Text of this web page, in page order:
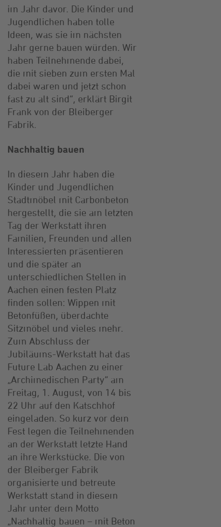
im Jahr davor. Die Kinder und
Jugendlichen haben tolle
Ideen, was sie im nächsten
Jahr gerne bauen würden. Wir
haben Teilnehmende dabei,
die mit sieben zum ersten Mal
dabei waren und jetzt schon
fast zu alt sind“, erklärt Birgit
Frank von der Bleiberger
Fabrik.
Nachhaltig bauen
In diesem Jahr haben die
Kinder und Jugendlichen
Stadtmöbel mit Carbonbeton
hergestellt, die sie am letzten
Tag der Werkstatt ihren
Familien, Freunden und allen
Interessierten präsentieren
und die später an
unterschiedlichen Stellen in
Aachen einen festen Platz
finden sollen: Wippen mit
Betonfüßen, überdachte
Sitzmöbel und vieles mehr.
Zum Abschluss der
Jubiläums-Werkstatt hat das
Future Lab Aachen zu einer
„Archimedischen Party“ am
Freitag, 1. August, von 14 bis
22 Uhr auf den Katschhof
eingeladen. So kurz vor dem
Fest legen die Teilnehmenden
an der Werkstatt letzte Hand
an ihre Werkstücke. Die von
der Bleiberger Fabrik
organisierte und betreute
Werkstatt stand in diesem
Jahr unter dem Motto
„Nachhaltig bauen – mit Beton